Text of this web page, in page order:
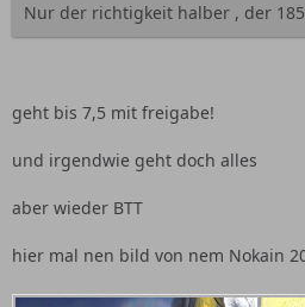
Nur der richtigkeit halber , der
geht bis 7,5 mit freigabe!
und irgendwie geht doch alles
aber wieder BTT
hier mal nen bild von nem Nokain